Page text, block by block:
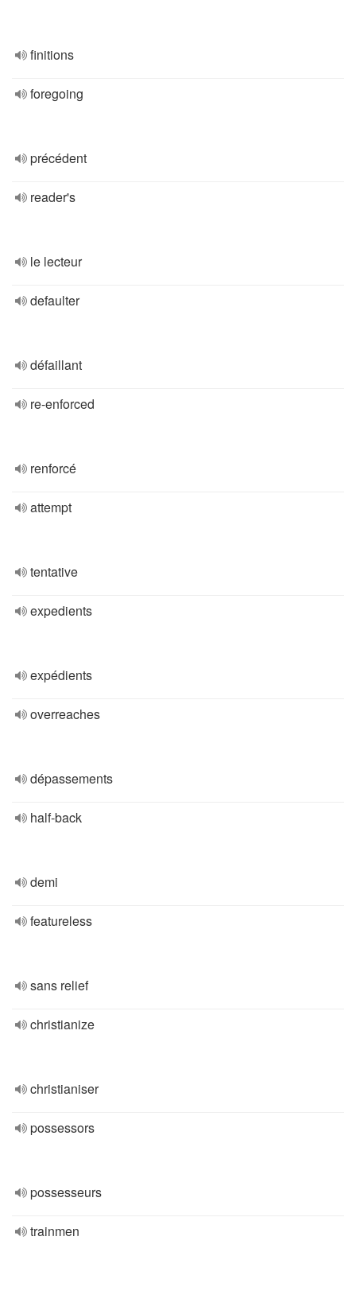
finitions
foregoing
précédent
reader's
le lecteur
defaulter
défaillant
re-enforced
renforcé
attempt
tentative
expedients
expédients
overreaches
dépassements
half-back
demi
featureless
sans relief
christianize
christianiser
possessors
possesseurs
trainmen